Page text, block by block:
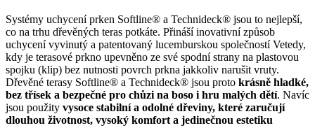
Systémy uchycení prken Softline® a Technideck® jsou to nejlepší,
co na trhu dřevěných teras potkáte. Přináší inovativní způsob
uchycení vyvinutý a patentovaný lucemburskou společností Vetedy,
kdy je terasové prkno upevněno ze své spodní strany na plastovou
spojku (klip) bez nutnosti povrch prkna jakkoliv narušit vruty.
Dřevěné terasy Softline® a Technideck® jsou proto krásně hladké,
bez třísek a bezpečné pro chůzi na boso i hru malých dětí. Navíc
jsou použity vysoce stabilní a odolné dřeviny, které zaručují
dlouhou životnost, vysoký komfort a jedinečnou estetiku